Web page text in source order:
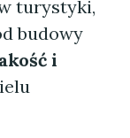
turystyki,
budowy
i